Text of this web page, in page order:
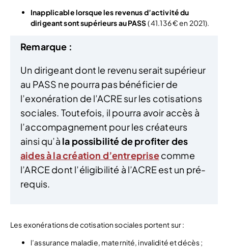
Inapplicable lorsque les revenus d’activité du
dirigeant sont supérieurs au PASS( 41.136 € en 2021).
Remarque :
Un dirigeant dont le revenu serait supérieur
au PASS ne pourra pas bénéficier de
l’exonération de l’ACRE sur les cotisations
sociales. Toutefois, il pourra avoir accès à
l’accompagnement pour les créateurs
ainsi qu’à la possibilité de profiter des
aides à la création d’entreprisecomme
l’ARCE dont l’éligibilité à l’ACRE est un pré-
requis.
Les exonérations de cotisation sociales portent sur :
l’assurance maladie, maternité, invalidité et décès ;